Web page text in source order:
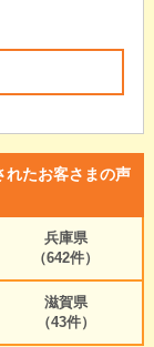
れたお客さまの声
兵庫県
（642件）
滋賀県
（43件）